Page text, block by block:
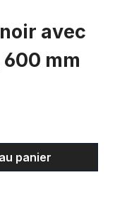
avec
mm
la
panier